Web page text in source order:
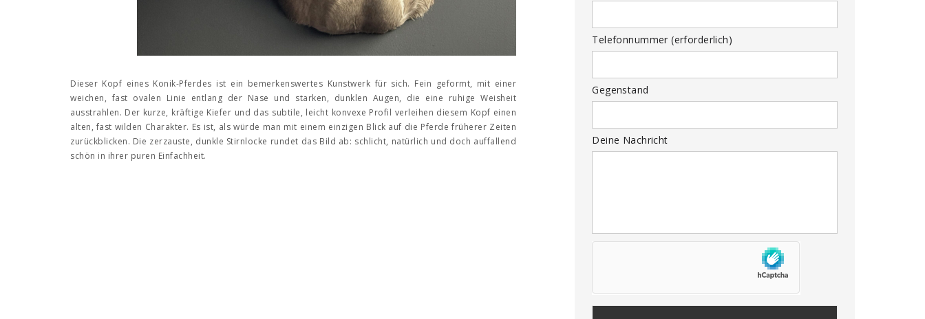
Dieser Kopf eines Konik-Pferdes ist ein bemerkenswertes Kunstwerk für sich. Fein geformt, mit einer
weichen, fast ovalen Linie entlang der Nase und starken, dunklen Augen, die eine ruhige Weisheit
ausstrahlen. Der kurze, kräftige Kiefer und das subtile, leicht konvexe Profil verleihen diesem Kopf einen
alten, fast wilden Charakter. Es ist, als würde man mit einem einzigen Blick auf die Pferde früherer Zeiten
zurückblicken. Die zerzauste, dunkle Stirnlocke rundet das Bild ab: schlicht, natürlich und doch auffallend
schön in ihrer puren Einfachheit.
Telefonnummer (erforderlich)
Gegenstand
Deine Nachricht